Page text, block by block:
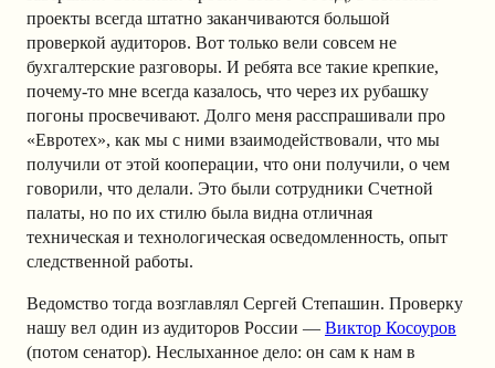
проекты всегда штатно заканчиваются большой
проверкой аудиторов. Вот только вели совсем не
бухгалтерские разговоры. И ребята все такие крепкие,
почему-то мне всегда казалось, что через их рубашку
погоны просвечивают. Долго меня расспрашивали про
«Евротех», как мы с ними взаимодействовали, что мы
получили от этой кооперации, что они получили, о чем
говорили, что делали. Это были сотрудники Счетной
палаты, но по их стилю была видна отличная
техническая и технологическая осведомленность, опыт
следственной работы.
Ведомство тогда возглавлял Сергей Степашин. Проверку
нашу вел один из аудиторов России — Виктор Косоуров
(потом сенатор). Неслыханное дело: он сам к нам в